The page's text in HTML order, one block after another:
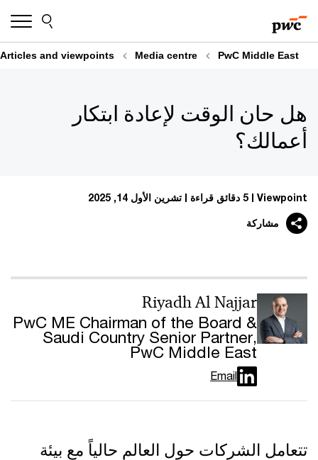
to
content
to
footer
PwC Middle East
Media centre
Articles and viewpoints
هل حان الوقت لإعادة ابتكار
أعمالك؟
Viewpoint 5 دقائق قراءة تشرين الأول 14, 2025
مشاركة
Riyadh Al Najjar
PwC ME Chairman of the Board &
Saudi Country Senior Partner,
PwC Middle East
Email
تتعامل الشركات حول العالم حالياً مع بيئة